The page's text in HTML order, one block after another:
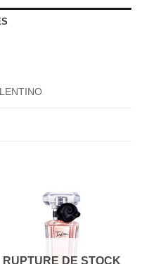
RUPTURE DE STOCK